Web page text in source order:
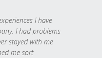
I have
I had problems
stayed with me
me sort